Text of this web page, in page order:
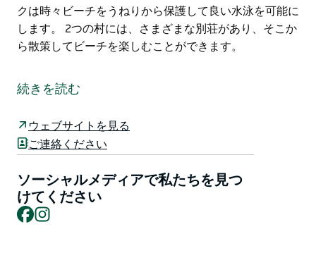
クは時々ビーチをうねりから保護して良い水泳を可能に
します。 2つの村には、さまざまな別荘があり、そこか
ら散策してビーチを楽しむことができます。
くの2つの岩礁の間を走っています。このビーチはしば
しば良いリーフブレイクがあり、ノーザンリーフブレイ
します。 2つの村には、さまざまな別荘があり、そこか
ら散策してビーチを楽しむことができます。
続きを読む
ウェブサイトを見る
ご連絡ください
ソーシャルメディアで私たちを見つ
けてください
Facebook